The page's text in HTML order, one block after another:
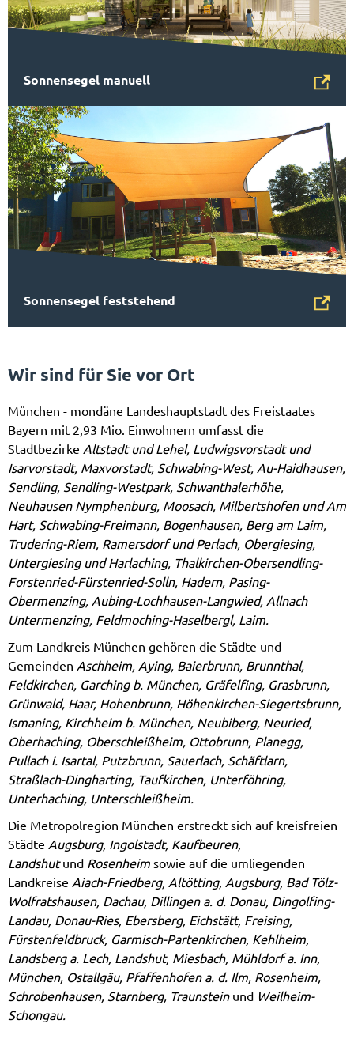
Sonnensegel manuell
Sonnensegel feststehend
Wir sind für Sie vor Ort
München - mondäne Landeshauptstadt des Freistaates
Bayern mit 2,93 Mio. Einwohnern umfasst die
Stadtbezirke Altstadt und Lehel, Ludwigsvorstadt und
Isarvorstadt, Maxvorstadt, Schwabing-West, Au-Haidhausen,
Sendling, Sendling-Westpark, Schwanthalerhöhe,
Neuhausen Nymphenburg, Moosach, Milbertshofen und Am
Hart, Schwabing-Freimann, Bogenhausen, Berg am Laim,
Trudering-Riem, Ramersdorf und Perlach, Obergiesing,
Untergiesing und Harlaching, Thalkirchen-Obersendling-
Forstenried-Fürstenried-Solln, Hadern, Pasing-
Obermenzing, Aubing-Lochhausen-Langwied, Allnach
Untermenzing, Feldmoching-Haselbergl, Laim.
Zum Landkreis München gehören die Städte und
Gemeinden Aschheim, Aying, Baierbrunn, Brunnthal,
Feldkirchen, Garching b. München, Gräfelfing, Grasbrunn,
Grünwald, Haar, Hohenbrunn, Höhenkirchen-Siegertsbrunn,
Ismaning, Kirchheim b. München, Neubiberg, Neuried,
Oberhaching, Oberschleißheim, Ottobrunn, Planegg,
Pullach i. Isartal, Putzbrunn, Sauerlach, Schäftlarn,
Straßlach-Dingharting, Taufkirchen, Unterföhring,
Unterhaching, Unterschleißheim.
Die Metropolregion München erstreckt sich auf kreisfreien
Städte Augsburg, Ingolstadt, Kaufbeuren,
Landshutund Rosenheim sowie auf die umliegenden
Landkreise Aiach-Friedberg, Altötting, Augsburg, Bad Tölz-
Wolfratshausen, Dachau, Dillingen a. d. Donau, Dingolfing-
Landau, Donau-Ries, Ebersberg, Eichstätt, Freising,
Fürstenfeldbruck, Garmisch-Partenkirchen, Kehlheim,
Landsberg a. Lech, Landshut, Miesbach, Mühldorf a. Inn,
München, Ostallgäu, Pfaffenhofen a. d. Ilm, Rosenheim,
Schrobenhausen, Starnberg, Traunstein und Weilheim-
Schongau.